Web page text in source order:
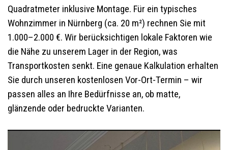
Quadratmeter inklusive Montage. Für ein typisches
Wohnzimmer in Nürnberg (ca. 20 m²) rechnen Sie mit
1.000–2.000 €. Wir berücksichtigen lokale Faktoren wie
die Nähe zu unserem Lager in der Region, was
Transportkosten senkt. Eine genaue Kalkulation erhalten
Sie durch unseren kostenlosen Vor-Ort-Termin – wir
passen alles an Ihre Bedürfnisse an, ob matte,
glänzende oder bedruckte Varianten.